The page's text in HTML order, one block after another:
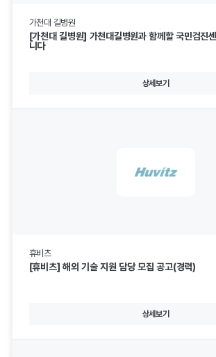
가천대 길병원
[가천대 길병원] 가천대길병원과 함께할 국민검진
니다
상세보기
휴비츠
[휴비츠] 해외 기술 지원 담당 모집 공고(경력)
상세보기